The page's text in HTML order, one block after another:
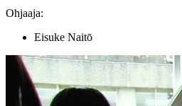
Ohjaaja:
Eisuke Naitō